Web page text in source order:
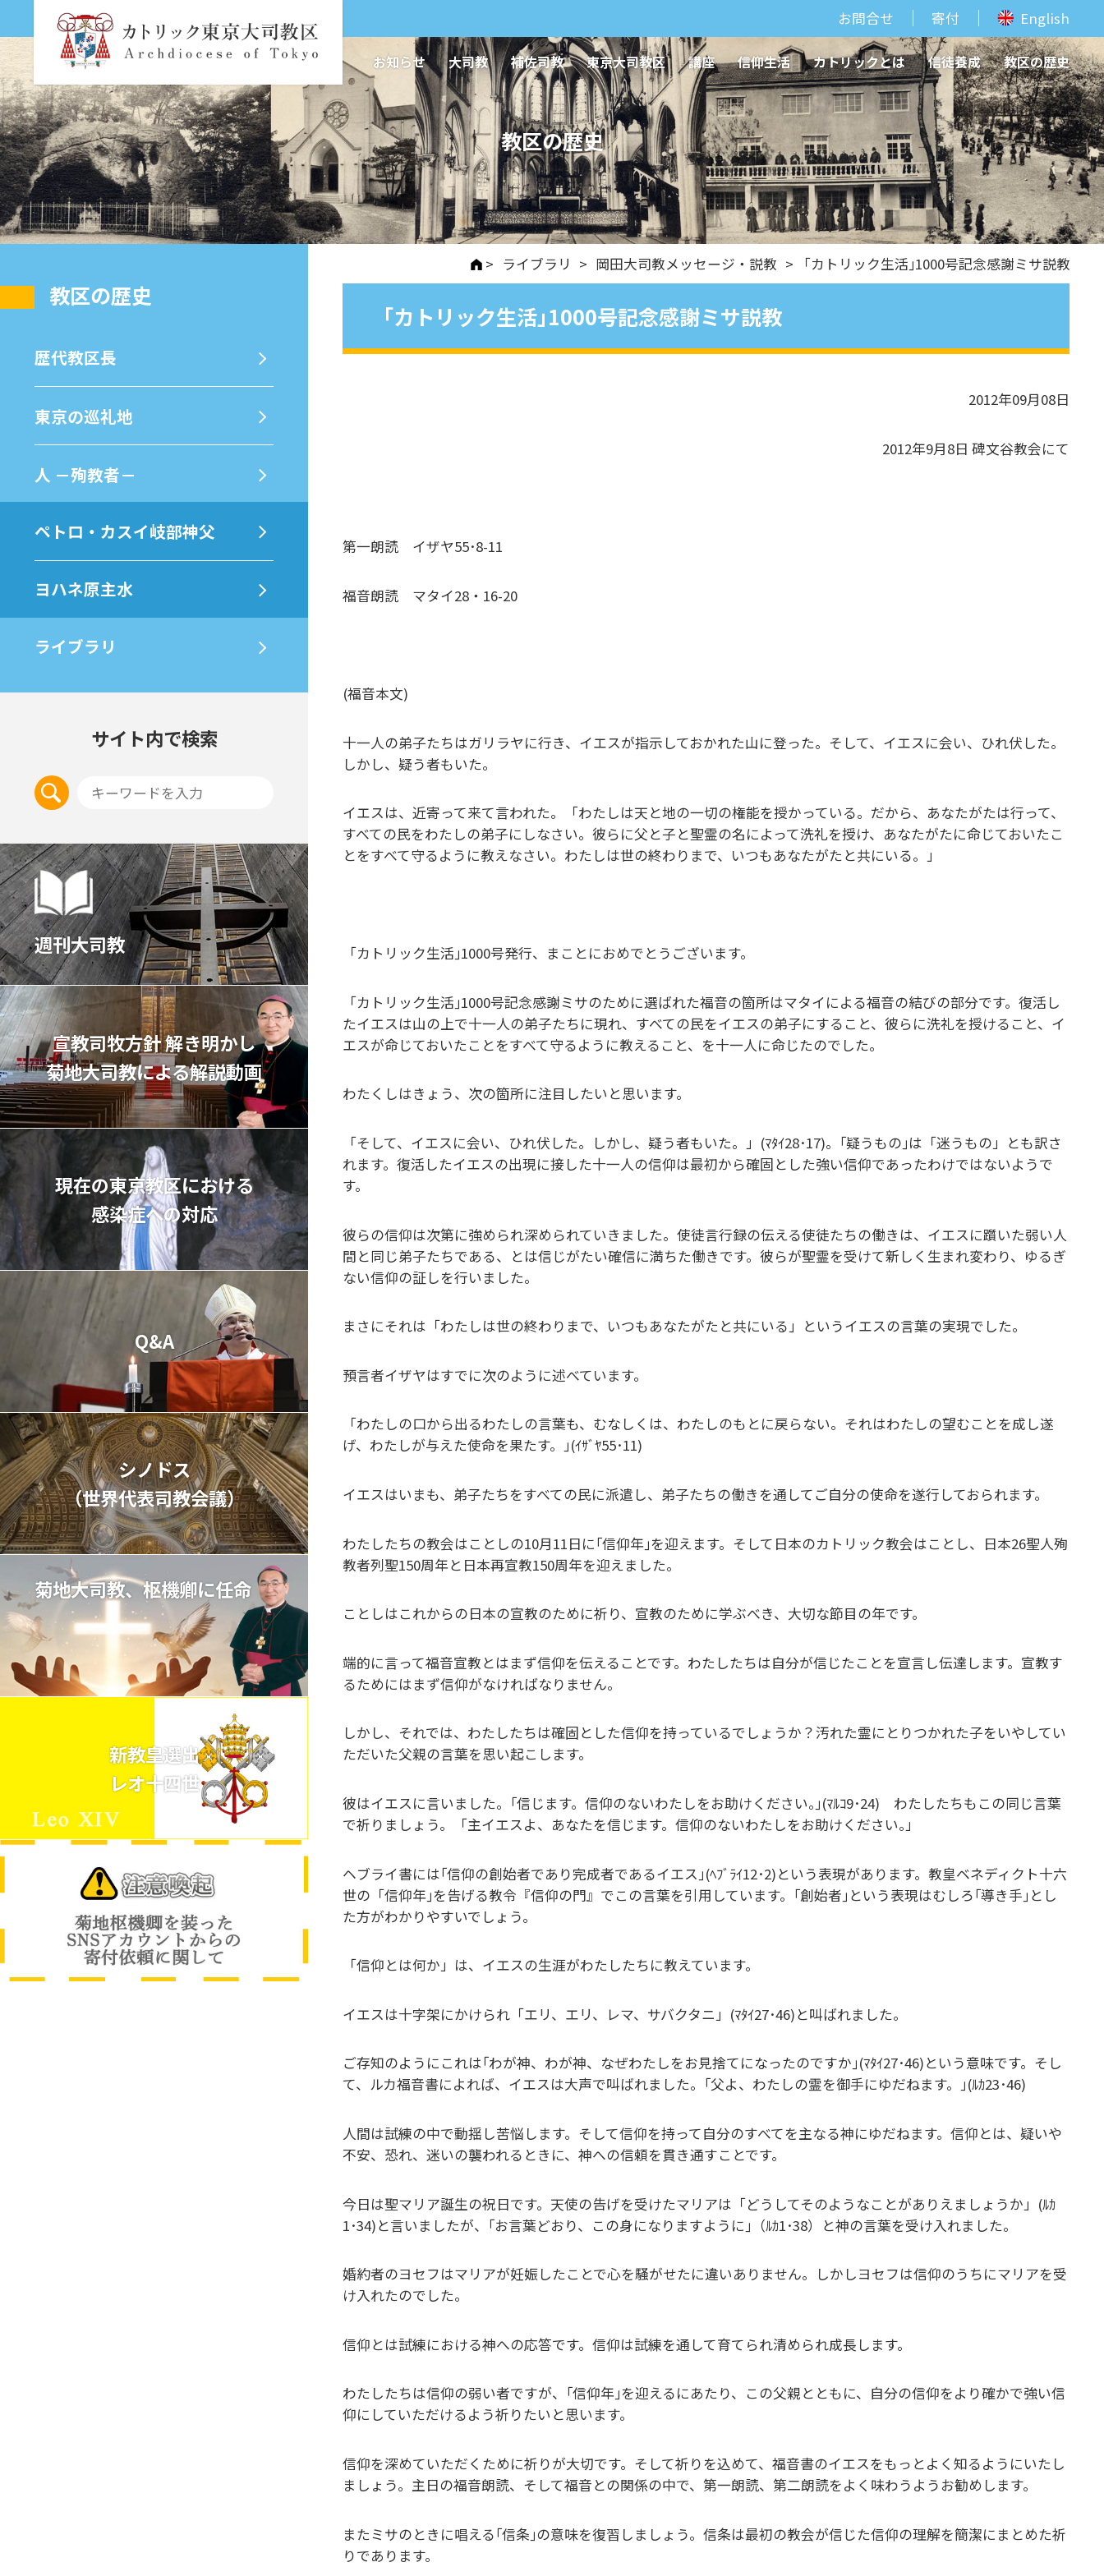
お問合せ 寄付 English
お知らせ 大司教 補佐司教 東京大司教区 講座 信仰生活 カトリックとは 信徒養成 教区の歴史
教区の歴史
> ライブラリ > 岡田大司教メッセージ・説教 > 「カトリック生活｣1000号記念感謝ミサ説教
「カトリック生活｣1000号記念感謝ミサ説教
2012年09月08日
2012年9月8日 碑文谷教会にて
第一朗読 イザヤ55･8-11
福音朗読 マタイ28・16-20
(福音本文)
十一人の弟子たちはガリラヤに行き、イエスが指示しておかれた山に登った。そして、イエスに会い、ひれ伏した。
しかし、疑う者もいた。
イエスは、近寄って来て言われた。「わたしは天と地の一切の権能を授かっている。だから、あなたがたは行って、
すべての民をわたしの弟子にしなさい。彼らに父と子と聖霊の名によって洗礼を授け、あなたがたに命じておいたこ
とをすべて守るように教えなさい。わたしは世の終わりまで、いつもあなたがたと共にいる。」
「カトリック生活｣1000号発行、まことにおめでとうございます。
「カトリック生活｣1000号記念感謝ミサのために選ばれた福音の箇所はマタイによる福音の結びの部分です。復活し
たイエスは山の上で十一人の弟子たちに現れ、すべての民をイエスの弟子にすること、彼らに洗礼を授けること、イ
エスが命じておいたことをすべて守るように教えること、を十一人に命じたのでした。
わたくしはきょう、次の箇所に注目したいと思います。
「そして、イエスに会い、ひれ伏した。しかし、疑う者もいた。」(ﾏﾀｲ28･17)。｢疑うもの｣は「迷うもの」とも訳さ
れます。復活したイエスの出現に接した十一人の信仰は最初から確固とした強い信仰であったわけではないようで
す。
彼らの信仰は次第に強められ深められていきました。使徒言行録の伝える使徒たちの働きは、イエスに躓いた弱い人
間と同じ弟子たちである、とは信じがたい確信に満ちた働きです。彼らが聖霊を受けて新しく生まれ変わり、ゆるぎ
ない信仰の証しを行いました。
まさにそれは「わたしは世の終わりまで、いつもあなたがたと共にいる」というイエスの言葉の実現でした。
預言者イザヤはすでに次のように述べています。
「わたしの口から出るわたしの言葉も、むなしくは、わたしのもとに戻らない。それはわたしの望むことを成し遂
げ、わたしが与えた使命を果たす。｣(ｲｻﾞﾔ55･11)
イエスはいまも、弟子たちをすべての民に派遣し、弟子たちの働きを通してご自分の使命を遂行しておられます。
わたしたちの教会はことしの10月11日に｢信仰年｣を迎えます。そして日本のカトリック教会はことし、日本26聖人殉
教者列聖150周年と日本再宣教150周年を迎えました。
ことしはこれからの日本の宣教のために祈り、宣教のために学ぶべき、大切な節目の年です。
端的に言って福音宣教とはまず信仰を伝えることです。わたしたちは自分が信じたことを宣言し伝達します。宣教す
るためにはまず信仰がなければなりません。
しかし、それでは、わたしたちは確固とした信仰を持っているでしょうか？汚れた霊にとりつかれた子をいやしてい
ただいた父親の言葉を思い起こします。
彼はイエスに言いました。｢信じます。信仰のないわたしをお助けください｡｣(ﾏﾙｺ9･24) わたしたちもこの同じ言葉
で祈りましょう。「主イエスよ、あなたを信じます。信仰のないわたしをお助けください｡」
ヘブライ書には｢信仰の創始者であり完成者であるイエス｣(ﾍﾌﾞﾗｲ12･2)という表現があります。教皇ベネディクト十六
世の「信仰年｣を告げる教令『信仰の門』でこの言葉を引用しています。｢創始者｣という表現はむしろ｢導き手｣とし
た方がわかりやすいでしょう。
「信仰とは何か」は、イエスの生涯がわたしたちに教えています。
イエスは十字架にかけられ「エリ、エリ、レマ、サバクタニ」(ﾏﾀｲ27･46)と叫ばれました。
ご存知のようにこれは｢わが神、わが神、なぜわたしをお見捨てになったのですか｣(ﾏﾀｲ27･46)という意味です。そし
て、ルカ福音書によれば、イエスは大声で叫ばれました。｢父よ、わたしの霊を御手にゆだねます。｣(ﾙｶ23･46)
人間は試練の中で動揺し苦悩します。そして信仰を持って自分のすべてを主なる神にゆだねます。信仰とは、疑いや
不安、恐れ、迷いの襲われるときに、神への信頼を貫き通すことです。
今日は聖マリア誕生の祝日です。天使の告げを受けたマリアは「どうしてそのようなことがありえましょうか」(ﾙｶ
1･34)と言いましたが、｢お言葉どおり、この身になりますように｣（ﾙｶ1･38）と神の言葉を受け入れました。
婚約者のヨセフはマリアが妊娠したことで心を騒がせたに違いありません。しかしヨセフは信仰のうちにマリアを受
け入れたのでした。
信仰とは試練における神への応答です。信仰は試練を通して育てられ清められ成長します。
わたしたちは信仰の弱い者ですが、｢信仰年｣を迎えるにあたり、この父親とともに、自分の信仰をより確かで強い信
仰にしていただけるよう祈りたいと思います。
信仰を深めていただくために祈りが大切です。そして祈りを込めて、福音書のイエスをもっとよく知るようにいたし
ましょう。主日の福音朗読、そして福音との関係の中で、第一朗読、第二朗読をよく味わうようお勧めします。
またミサのときに唱える｢信条｣の意味を復習しましょう。信条は最初の教会が信じた信仰の理解を簡潔にまとめた祈
りであります。
教区の歴史
歴代教区⻑
東京の巡礼地
⼈ －殉教者－
ペトロ・カスイ岐部神父
ヨハネ原主水
ライブラリ
サイト内で検索
週刊大司教
宣教司牧⽅針 解き明かし
菊地⼤司教による解説動画
現在の東京教区における
感染症への対応
Q&A
シノドス
（世界代表司教会議）
菊地大司教、枢機卿に任命
新教皇選出
レオ十四世